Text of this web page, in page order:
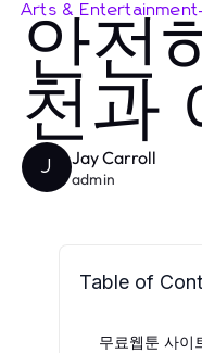
Arts & Entertainment
안전
천과
J Jay Carroll
admin
Table of
무료웹툰 사이